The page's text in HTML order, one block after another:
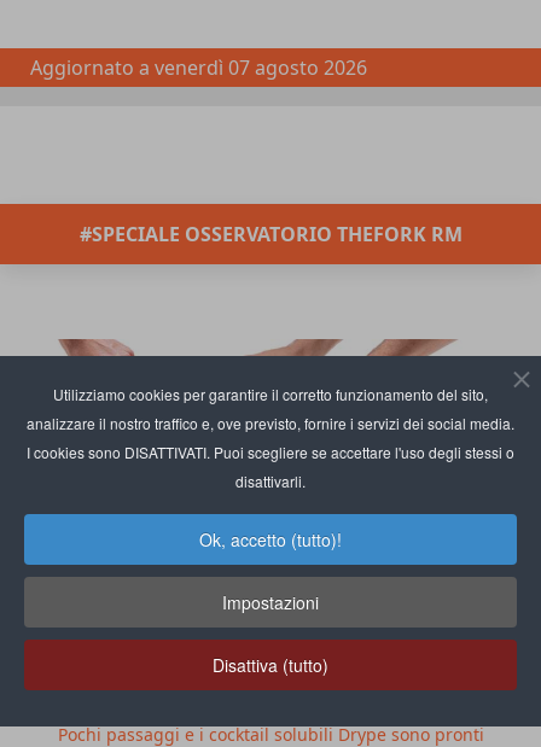
Utilizziamo cookies per garantire il corretto funzionamento del sito,
analizzare il nostro traffico e, ove previsto, fornire i servizi dei social media.
I cookies sono DISATTIVATI. Puoi scegliere se accettare l'uso degli stessi o
disattivarli.
Ok, accetto (tutto)!
Impostazioni
Disattiva (tutto)
Aggiornato a venerdì 07 agosto 2026
#SPECIALE OSSERVATORIO THEFORK RM
Pochi passaggi e i cocktail solubili Drype sono pronti